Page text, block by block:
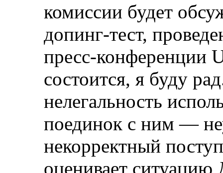
комиссии будет
допинг-тест,
пресс-конференции
состоится, я буду
нелегальность
поединок с ним —
некорректный
оценивает